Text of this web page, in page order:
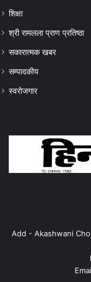
शिक्षा
श्री रामलला प्राण प्रतिष्ठा
सकारात्मक खबर
सम्पादकीय
स्वरोजगार
Add - Akashwani